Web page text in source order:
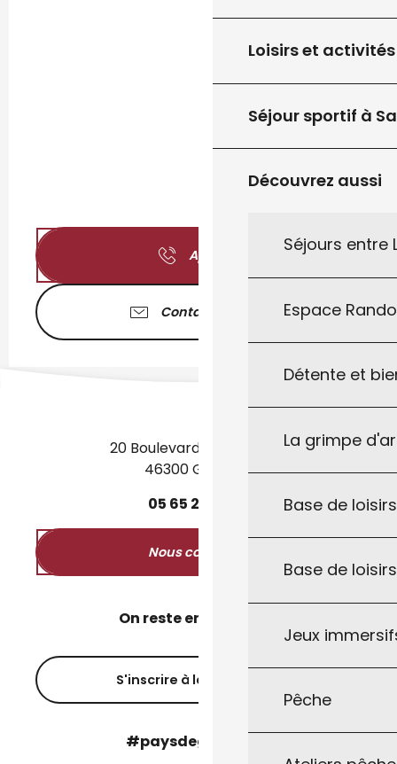
Loisirs et activités
Séjour sportif à
Découvrez aussi
Séjours entre
Espace
Détente et
La grimpe
Base de
Base de
Jeux
Pêche
Appeler
Contactez-nous
20 Boulevard des Martyrs
46300 Gourdon
05 65 27
Nous contacter
On reste en contact ?
S'inscrire à la newsletter
#paysdegourdon !